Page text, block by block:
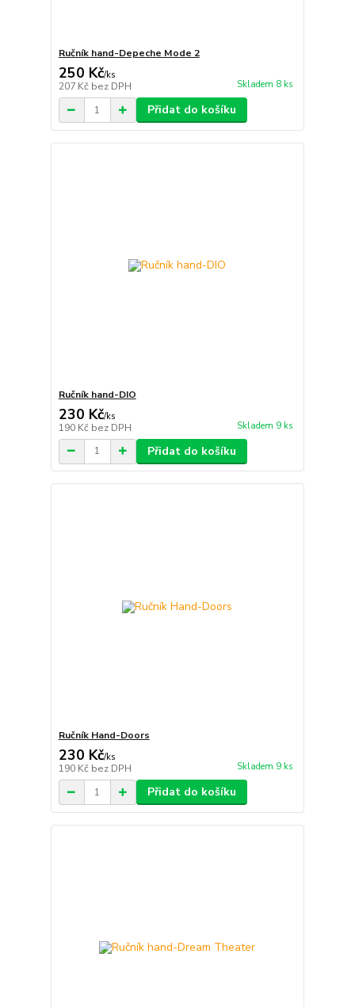
Ručník hand-Depeche Mode 2
250 Kč/ks
207 Kč bez DPH Skladem 8 ks
Přidat do košíku
Ručník hand-DIO
230 Kč/ks
190 Kč bez DPH Skladem 9 ks
Přidat do košíku
Ručník Hand-Doors
230 Kč/ks
190 Kč bez DPH Skladem 9 ks
Přidat do košíku